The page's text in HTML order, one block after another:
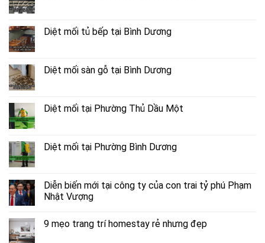
Diệt mối tủ bếp tại Bình Dương
Diệt mối sàn gỗ tại Bình Dương
Diệt mối tại Phường Thủ Dầu Một
Diệt mối tại Phường Bình Dương
Diễn biến mới tại công ty của con trai tỷ phú Phạm
Nhật Vượng
9 mẹo trang trí homestay rẻ nhưng đẹp